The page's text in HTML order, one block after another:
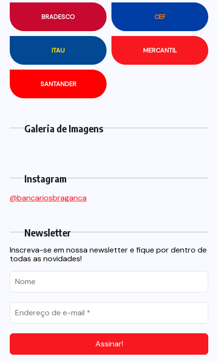
BRADESCO CEF
ITAU MERCANTIL
SANTANDER
Galeria de Imagens
Instagram
@bancariosbraganca
Newsletter
Inscreva-se em nossa newsletter e fique por dentro de
todas as novidades!